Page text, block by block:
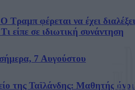
φέρεται να έχει διαλέξει
είπε σε ιδιωτική συνάντηση
7 Αυγούστου
της Ταϊλάνδης: Μαθητής